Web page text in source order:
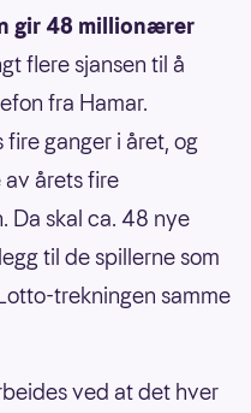
gir 48 millionærer
flere sjansen til å
fra Hamar.
ganger i året, og
årets fire
Da skal ca. 48 nye
til de spillerne som
trekningen samme
ved at det hver